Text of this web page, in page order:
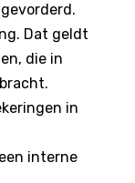
Dat geldt
die in
in
interne